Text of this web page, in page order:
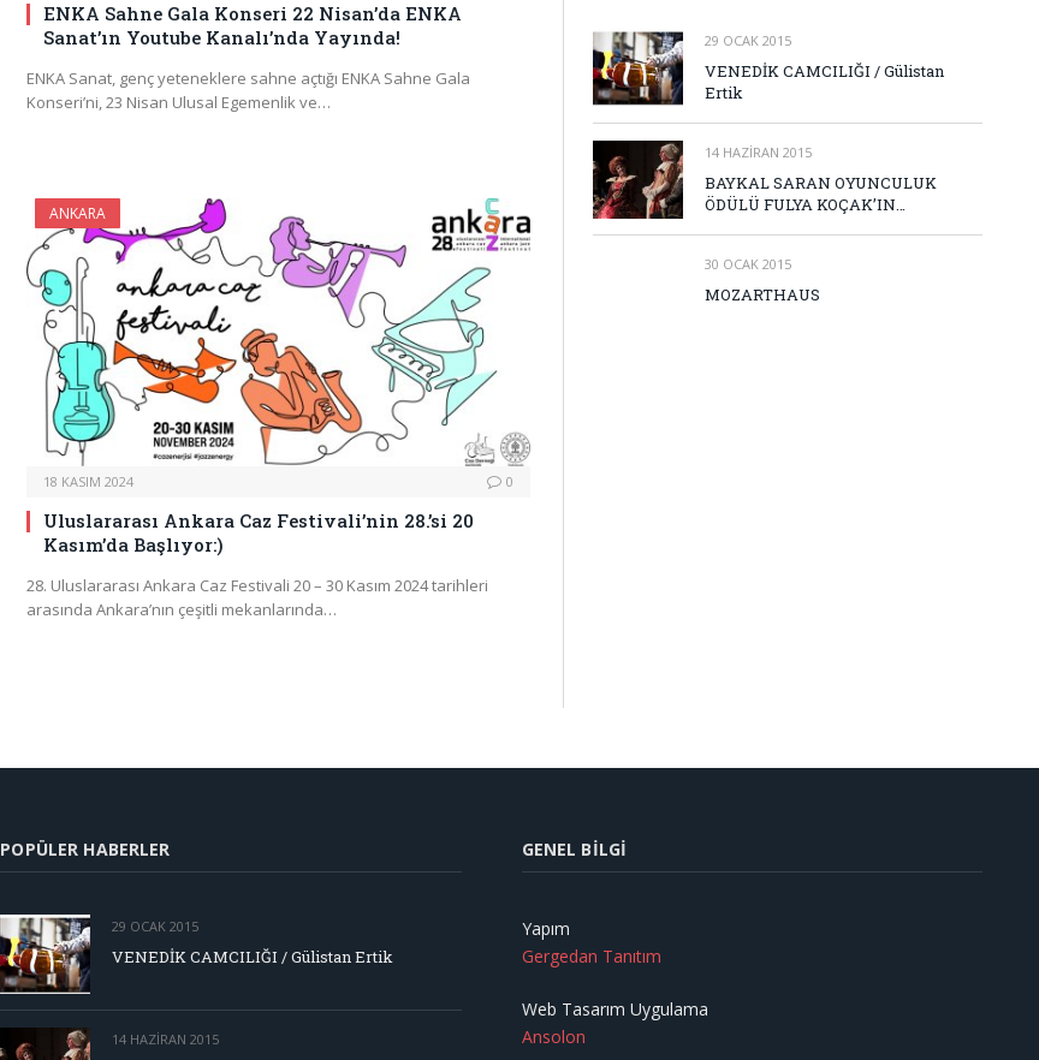
ENKA Sahne Gala Konseri 22 Nisan’da ENKA
Sanat’ın Youtube Kanalı’nda Yayında!
ENKA Sanat, genç yeteneklere sahne açtığı ENKA Sahne Gala
Konseri’ni, 23 Nisan Ulusal Egemenlik ve…
ANKARA
18 KASIM 2024 0
Uluslararası Ankara Caz Festivali’nin 28.’si 20
Kasım’da Başlıyor:)
28. Uluslararası Ankara Caz Festivali 20 – 30 Kasım 2024 tarihleri
arasında Ankara’nın çeşitli mekanlarında…
29 OCAK 2015
VENEDİK CAMCILIĞI / Gülistan
Ertik
14 HAZIRAN 2015
BAYKAL SARAN OYUNCULUK
ÖDÜLÜ FULYA KOÇAK’IN…
30 OCAK 2015
MOZARTHAUS
POPÜLER HABERLER
29 OCAK 2015
VENEDİK CAMCILIĞI / Gülistan Ertik
14 HAZIRAN 2015
GENEL BILGI
Yapım
Gergedan Tanıtım
Web Tasarım Uygulama
Ansolon